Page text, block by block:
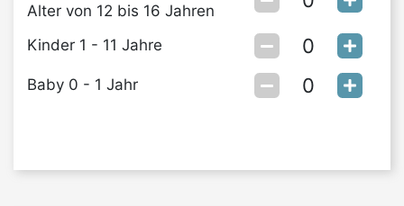
Alter von 12 bis 16 Jahren
Kinder 1 - 11 Jahre
Baby 0 - 1 Jahr